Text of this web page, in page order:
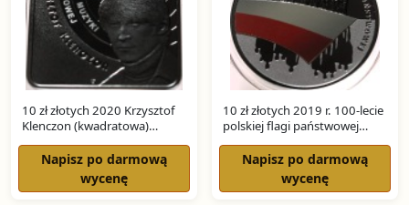
10 zł złotych 2020 Krzysztof
Klenczon (kwadratowa)
SREBRO
Napisz po darmową
wycenę
10 zł złotych 2019 r. 100-lecie
polskiej flagi państwowej
SREBRO
Napisz po darmową
wycenę